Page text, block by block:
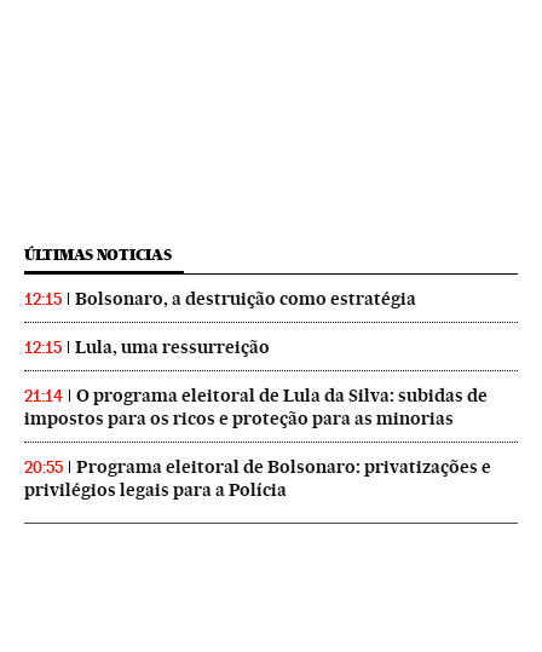
ÚLTIMAS NOTICIAS
12:15 Bolsonaro, a destruição como estratégia
12:15 Lula, uma ressurreição
21:14
O programa eleitoral de Lula da Silva: subidas de
impostos para os ricos e proteção para as minorias
20:55
Programa eleitoral de Bolsonaro: privatizações e
privilégios legais para a Polícia